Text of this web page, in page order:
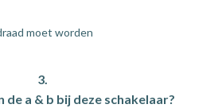
moet worden
3.
a & b bij deze schakelaar?